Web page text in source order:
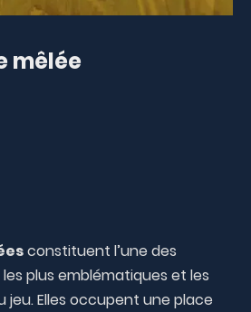
mêlée
constituent l’une des
plus emblématiques et les
jeu. Elles occupent une place